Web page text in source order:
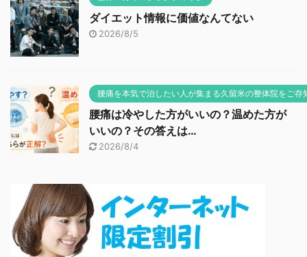
ダイエット情報に価値なんてない
2026/8/5
腰痛を本気で治したい人が集まる久留米の整体院をご存
腰痛は冷やした方がいいの？温めた方が
いいの？その答えは…
2026/8/4